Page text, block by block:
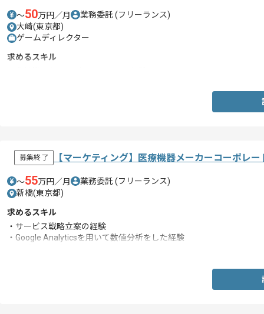
〜50万円／月 業務委託 (フリーランス)
大崎(東京都)
ゲームディレクター
求めるスキル
募集終了 【マーケティング】医療機器メーカーコーポレ
〜55万円／月 業務委託 (フリーランス)
新橋(東京都)
求めるスキル
・サービス戦略立案の経験
・Google Analyticsを用いて数値分析をした経験